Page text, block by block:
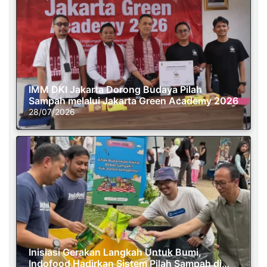
IMM DKI Jakarta Dorong Budaya Pilah
Sampah melalui Jakarta Green Academy 2026
28/07/2026
Inisiasi Gerakan Langkah Untuk Bumi,
Indofood Hadirkan Sistem Pilah Sampah di